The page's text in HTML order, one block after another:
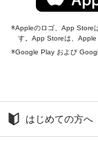
Appleのロゴ、App Store
す。App Storeは、Apple
Google Play および
はじめての方へ